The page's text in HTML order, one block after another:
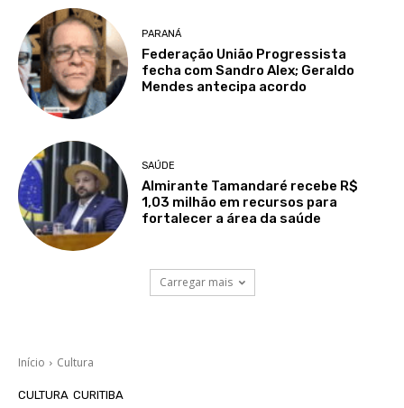
PARANÁ
Federação União Progressista
fecha com Sandro Alex; Geraldo
Mendes antecipa acordo
SAÚDE
Almirante Tamandaré recebe R$
1,03 milhão em recursos para
fortalecer a área da saúde
Carregar mais